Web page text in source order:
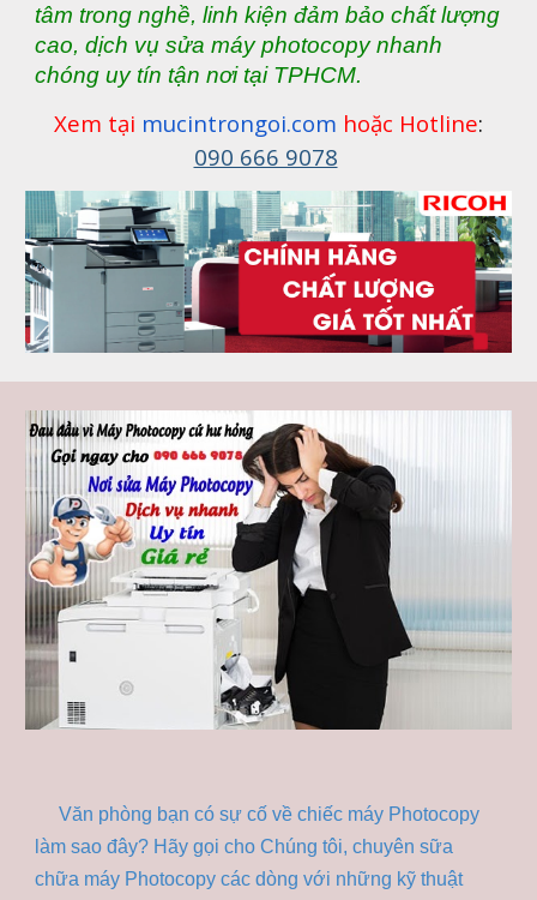
tâm trong nghề, linh kiện đảm bảo chất lượng
cao, dịch vụ sửa máy photocopy nhanh
chóng uy tín tận nơi tại TPHCM.
Xem tại mucintrongoi.com hoặc Hotline:
090 666 9078
Văn phòng bạn có sự cố về chiếc máy Photocopy
làm sao đây? Hãy gọi cho Chúng tôi, chuyên sữa
chữa máy Photocopy các dòng với những kỹ thuật